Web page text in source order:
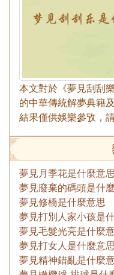
本文對於《夢見刮刮
的中華傳統解夢典籍
結果僅供娛樂參攷，
夢見月季花是什麼意思
夢見廢棄的碼頭是什
夢見修橋是什麼意思
夢見打別人家小孩是
夢見毛髮光亮是什麼
夢見打女人是什麼意思
夢見精神錯亂是什麼